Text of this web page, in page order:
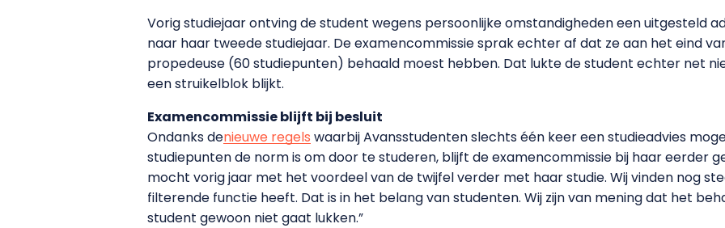
Vorig studiejaar ontving de student wegens persoonlijke omstandigheden een uitgesteld
naar haar tweede studiejaar. De examencommissie sprak echter af dat ze aan het eind
propedeuse (60 studiepunten) behaald moest hebben. Dat lukte de student echter net
een struikelblok blijkt.
Examencommissie blijft bij besluit
Ondanks denieuwe regels waarbij Avansstudenten slechts één keer een studieadvies
studiepunten de norm is om door te studeren, blijft de examencommissie bij haar eerder
mocht vorig jaar met het voordeel van de twijfel verder met haar studie. Wij vinden nog
filterende functie heeft. Dat is in het belang van studenten. Wij zijn van mening dat het
student gewoon niet gaat lukken.”